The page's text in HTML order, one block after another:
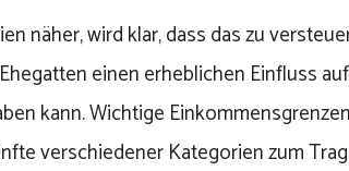
näher, wird klar, dass das zu
einen erheblichen Einfluss
kann. Wichtige
verschiedener Kategorien zum